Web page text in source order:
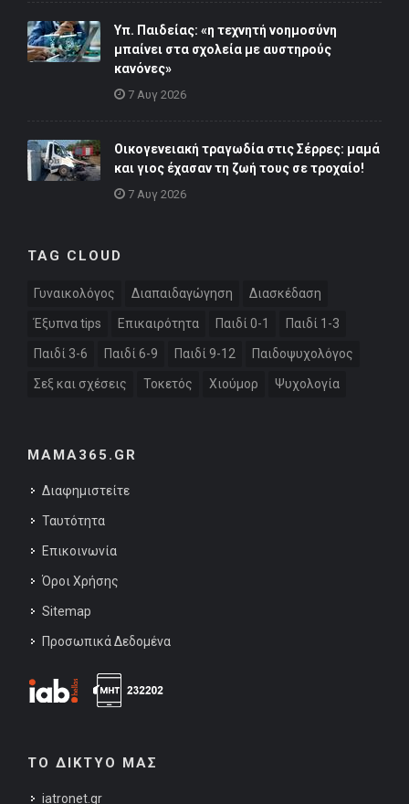
Υπ. Παιδείας: «η τεχνητή νοημοσύνη
μπαίνει στα σχολεία με αυστηρούς
κανόνες»
7 Αυγ 2026
Οικογενειακή τραγωδία στις Σέρρες: μαμά
και γιος έχασαν τη ζωή τους σε τροχαίο!
7 Αυγ 2026
TAG CLOUD
Γυναικολόγος Διαπαιδαγώγηση Διασκέδαση
Έξυπνα tips Επικαιρότητα Παιδί 0-1 Παιδί 1-3
Παιδί 3-6 Παιδί 6-9 Παιδί 9-12 Παιδοψυχολόγος
Σεξ και σχέσεις Τοκετός Χιούμορ Ψυχολογία
MAMA365.GR
Διαφημιστείτε
Ταυτότητα
Επικοινωνία
Όροι Χρήσης
Sitemap
Προσωπικά Δεδομένα
ΤΟ ΔΙΚΤΥΟ ΜΑΣ
iatronet.gr